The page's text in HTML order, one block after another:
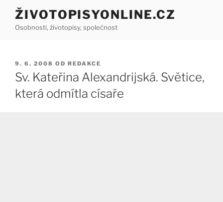
Přejít
obsahu
ŽIVOTOPISYONLINE.CZ
Osobnosti, životopisy, společnost
PUBLIKOVÁNO
9. 6. 2008 OD REDAKCE
Sv. Kateřina Alexandrijská. Světice,
která odmítla císaře